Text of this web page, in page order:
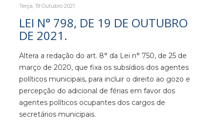
Terça, 19 Outubro 2021
LEI N° 798, DE 19 DE OUTUBRO
DE 2021.
Altera a redação do art. 8° da Lei n° 750, de 25 de
março de 2020, que fixa os subsídios dos agentes
políticos municipais, para incluir o direito ao gozo e
percepção do adicional de férias em favor dos
agentes políticos ocupantes dos cargos de
secretários municipais.